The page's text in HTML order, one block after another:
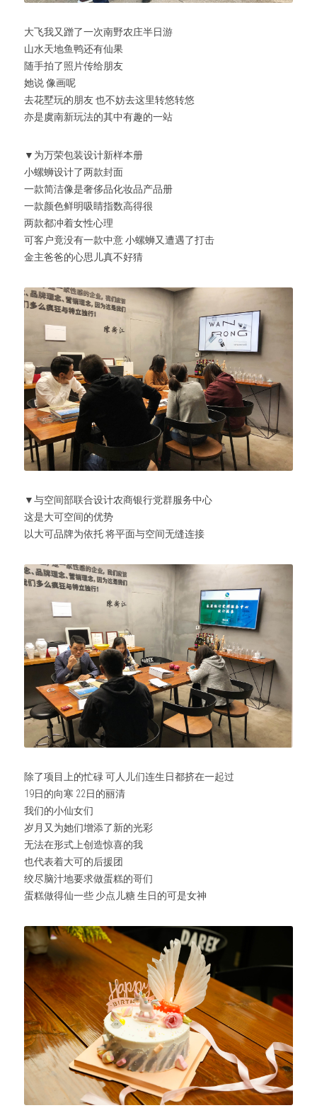
大飞我又蹭了一次南野农庄半日游
山水天地鱼鸭还有仙果
随手拍了照片传给朋友
她说 像画呢
去花墅玩的朋友 也不妨去这里转悠转悠
亦是虞南新玩法的其中有趣的一站
▼为万荣包装设计新样本册
小螺蛳设计了两款封面
一款简洁像是奢侈品化妆品产品册
一款颜色鲜明吸睛指数高得很
两款都冲着女性心理
可客户竟没有一款中意 小螺蛳又遭遇了打击
金主爸爸的心思儿真不好猜
▼与空间部联合设计农商银行党群服务中心
这是大可空间的优势
以大可品牌为依托 将平面与空间无缝连接
除了项目上的忙碌 可人儿们连生日都挤在一起过
19日的向寒 22日的丽清
我们的小仙女们
岁月又为她们增添了新的光彩
无法在形式上创造惊喜的我
也代表着大可的后援团
绞尽脑汁地要求做蛋糕的哥们
蛋糕做得仙一些 少点儿糖 生日的可是女神